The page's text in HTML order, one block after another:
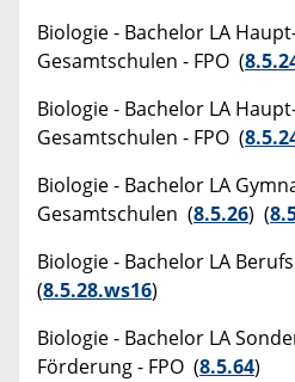
Biologie - Bachelor LA
Gesamtschulen - FPO (
Biologie - Bachelor LA
Gesamtschulen - FPO (
Biologie - Bachelor LA
Gesamtschulen (8.5.26) (
Biologie - Bachelor LA
(8.5.28.ws16)
Biologie - Bachelor LA
Förderung - FPO (8.5.64)